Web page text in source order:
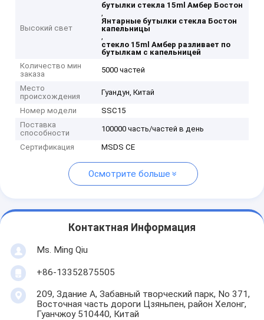
Высокий свет
бутылки стекла 15ml Амбер Бостон
,
Янтарные бутылки стекла Бостон
капельницы
,
стекло 15ml Амбер разливает по
бутылкам с капельницей
Количество мин
заказа
5000 частей
Место
происхождения
Гуандун, Китай
Номер модели
SSC15
Поставка
способности
100000 часть/частей в день
Сертификация MSDS CE
Осмотрите больше
Контактная Информация
Ms. Ming Qiu
+86-13352875505
209, Здание А, Забавный творческий парк, No 371,
Восточная часть дороги Цзяньпен, район Хелонг,
Гуанчжоу 510440, Китай